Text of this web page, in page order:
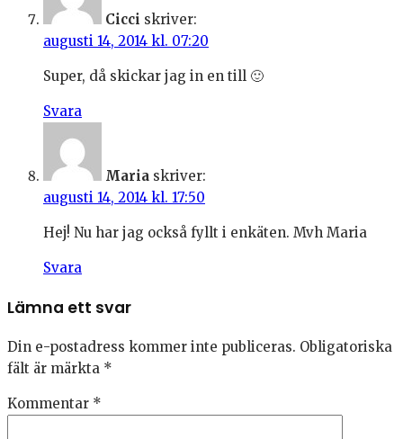
Cicci skriver:
augusti 14, 2014 kl. 07:20
Super, då skickar jag in en till 🙂
Svara
Maria skriver:
augusti 14, 2014 kl. 17:50
Hej! Nu har jag också fyllt i enkäten. Mvh Maria
Svara
Lämna ett svar
Din e-postadress kommer inte publiceras. Obligatoriska
fält är märkta *
Kommentar *